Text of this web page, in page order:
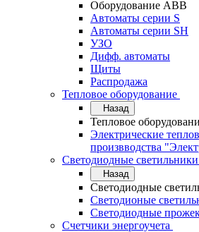
Оборудование АВВ
Автоматы серии S
Автоматы серии SH
УЗО
Дифф. автоматы
Щиты
Распродажа
Тепловое оборудование
Назад
Тепловое
Электрические
произвводства
Светодиодные светильники
Назад
Светодиодные
Светодионые
Светодиодные
Счетчики энергоучета